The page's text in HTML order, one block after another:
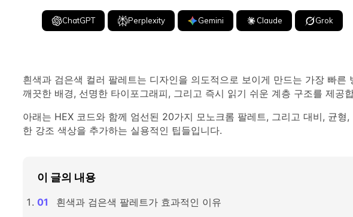
ChatGPT Perplexity Gemini Claude Grok
흰색과 검은색 컬러 팔레트는 디자인을 의도적으로 보이게 만드는 가장 빠른
깨끗한 배경, 선명한 타이포그래피, 그리고 즉시 읽기 쉬운 계층 구조를 제공
아래는 HEX 코드와 함께 엄선된 20가지 모노크롬 팔레트, 그리고 대비, 균형,
한 강조 색상을 추가하는 실용적인 팁들입니다.
이 글의 내용
흰색과 검은색 팔레트가 효과적인 이유